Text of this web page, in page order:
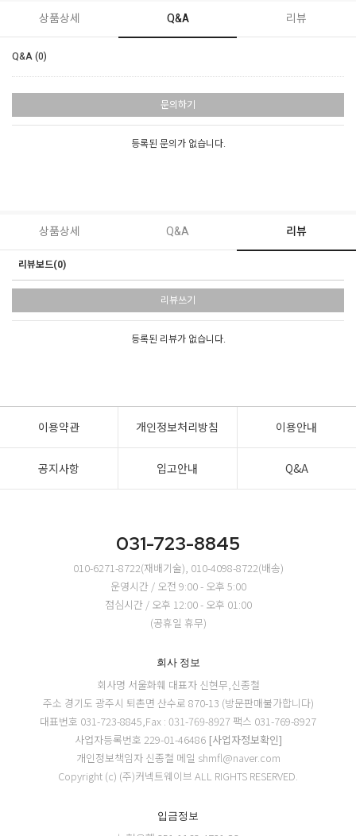
상품상세 Q&A 리뷰
Q&A (0)
문의하기
등록된 문의가 없습니다.
상품상세 Q&A 리뷰
리뷰보드(0)
리뷰쓰기
등록된 리뷰가 없습니다.
이용약관 개인정보처리방침 이용안내
공지사항 입고안내 Q&A
031-723-8845
010-6271-8722(재배기술), 010-4098-8722(배송)
운영시간 / 오전 9:00 - 오후 5:00
점심시간 / 오후 12:00 - 오후 01:00
(공휴일 휴무)
회사 정보
회사명 서울화훼 대표자 신현무,신종철
주소 경기도 광주시 퇴촌면 산수로 870-13 (방문판매불가합니다)
대표번호 031-723-8845,Fax : 031-769-8927 팩스 031-769-8927
사업자등록번호 229-01-46486 [사업자정보확인]
개인정보책임자 신종철 메일 shmfl@naver.com
Copyright (c) (주)커넥트웨이브 ALL RIGHTS RESERVED.
입금정보